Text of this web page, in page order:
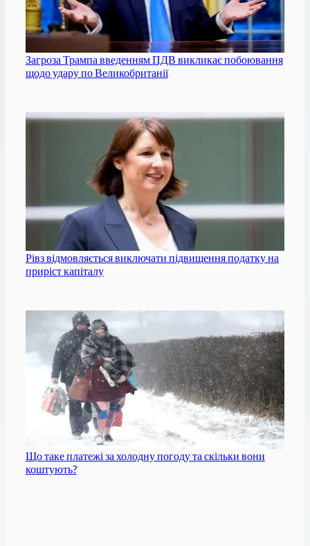
Загроза Трампа введенням ПДВ викликає побоювання
щодо удару по Великобританії
Рівз відмовляється виключати підвищення податку на
приріст капіталу
Що таке платежі за холодну погоду та скільки вони
коштують?